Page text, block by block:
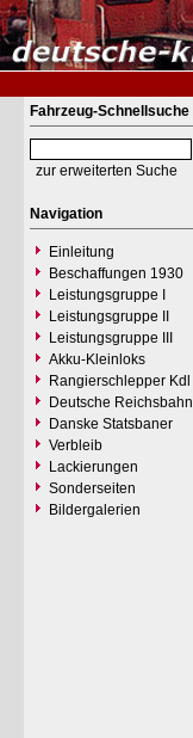
Fahrzeug-Schnellsuche
zur erweiterten Suche
Navigation
Einleitung
Beschaffungen 1930
Leistungsgruppe I
Leistungsgruppe II
Leistungsgruppe III
Akku-Kleinloks
Rangierschlepper Kdl
Deutsche Reichsbahn
Danske Statsbaner
Verbleib
Lackierungen
Sonderseiten
Bildergalerien